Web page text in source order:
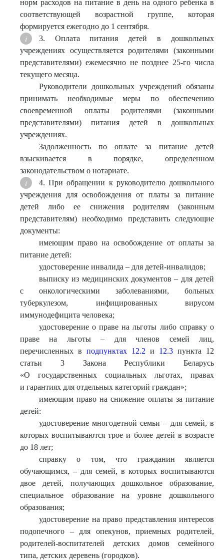
норм расходов на питание в день на одного ребенка в
соответствующей возрастной группе, которая
формируется ежегодно до 1 сентября.
3. Оплата питания детей в дошкольных
учреждениях осуществляется родителями (законными
представителями) ежемесячно не позднее 25-го числа
текущего месяца.
Руководители дошкольных учреждений обязаны
принимать необходимые меры по обеспечению
своевременной оплаты родителями (законными
представителями) питания детей в дошкольных
учреждениях.
Задолженность по оплате за питание детей
взыскивается в порядке, определенном
законодательством о нотариате.
4. При обращении к руководителю дошкольного
учреждения для освобождения от платы за питание
детей либо ее снижения родителям (законным
представителям) необходимо представить следующие
документы:
имеющим право на освобождение от оплаты за
питание детей:
удостоверение инвалида – для детей-инвалидов;
выписку из медицинских документов – для детей
с онкологическими заболеваниями, больных
туберкулезом, инфицированных вирусом
иммунодефицита человека;
удостоверение о праве на льготы либо справку о
праве на льготы – для членов семей лиц,
перечисленных в подпунктах 12.2 и 12.3 пункта 12
статьи 3 Закона Республики Беларусь
«О государственных социальных льготах, правах
и гарантиях для отдельных категорий граждан»;
имеющим право на снижение оплаты за питание
детей:
удостоверение многодетной семьи – для семей, в
которых воспитываются трое и более детей в возрасте
до 18 лет;
справку о том, что гражданин является
обучающимся, – для семей, в которых воспитываются
двое детей, получающих дошкольное образование,
специальное образование на уровне дошкольного
образования;
удостоверение на право представления интересов
подопечного – для опекунов, приемных родителей,
родителей-воспитателей детских домов семейного
типа, детских деревень (городков).